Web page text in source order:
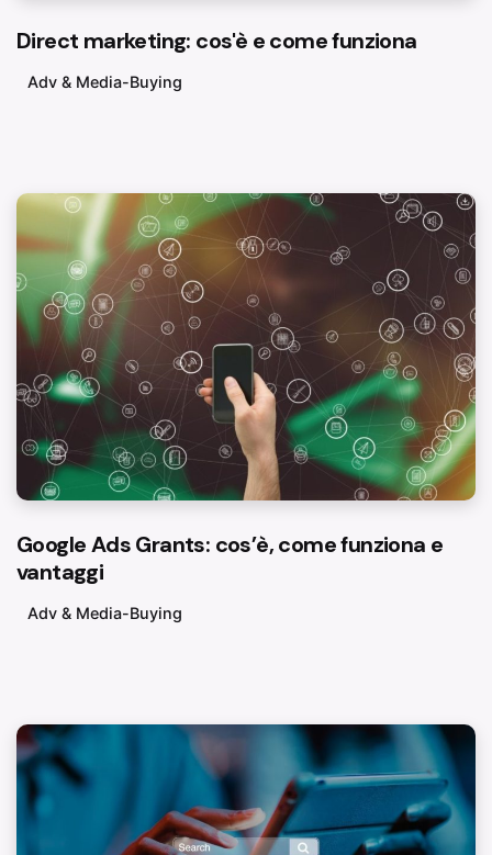
Direct marketing: cos'è e come funziona
Adv & Media-Buying
Google Ads Grants: cos’è, come funziona e
vantaggi
Adv & Media-Buying